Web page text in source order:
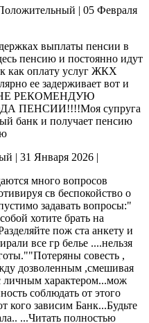
| 05 Февраля
выплаты пенсии в
пенсию и постоянно идут
как оплату услуг ЖКХ
ее задерживает вот и
РЕКОМЕНДУЮ
ПЕНСИИ!!!!Моя супруга
банк и получает пенсию
| 31 Января 2026 |
много вопросов
св беспокойство о
задавать вопросы:"
хотите брать на
пож ста анкету и
все гр белье ....нельзя
совесть ,
дозволенным ,смешивая
личным характером...мож
соблюдать от этого
кого зависим Банк...Будьте
...Читать полностью